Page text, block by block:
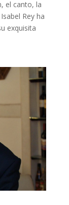
el canto, la
Rey ha
exquisita